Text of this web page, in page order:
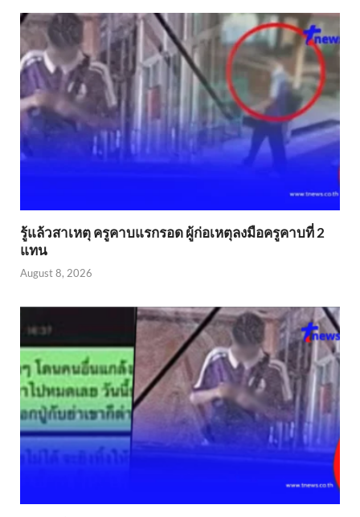
รู้แล้วสาเหตุ ครูคาบแรกรอด ผู้ก่อเหตุลงมือครูคาบที่ 2
แทน
August 8, 2026